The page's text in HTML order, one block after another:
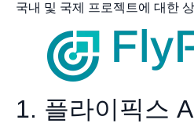
국내 및 국제 프로젝트에 대한
1. 플라이픽스